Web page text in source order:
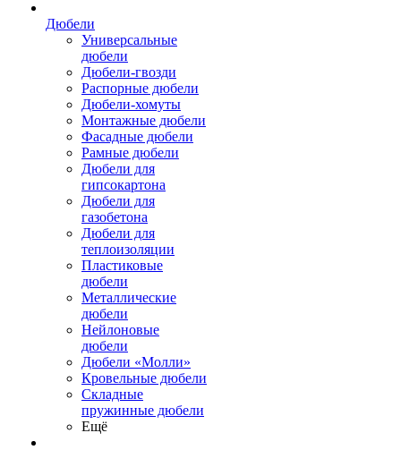
Дюбели
Универсальные
дюбели
Дюбели-гвозди
Распорные дюбели
Дюбели-хомуты
Монтажные дюбели
Фасадные дюбели
Рамные дюбели
Дюбели для
гипсокартона
Дюбели для
газобетона
Дюбели для
теплоизоляции
Пластиковые
дюбели
Металлические
дюбели
Нейлоновые
дюбели
Дюбели «Молли»
Кровельные дюбели
Складные
пружинные дюбели
Ещё